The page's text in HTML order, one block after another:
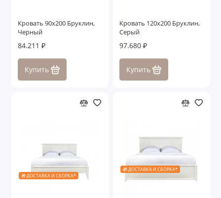
Кровать 90x200 Бруклин,
Черный
84.211 ₽
Купить
Кровать 120x200 Бруклин,
Серый
97.680 ₽
Купить
🎁 ДОСТАВКА И СБОРКА*
🎁 ДОСТАВКА И СБОРКА*